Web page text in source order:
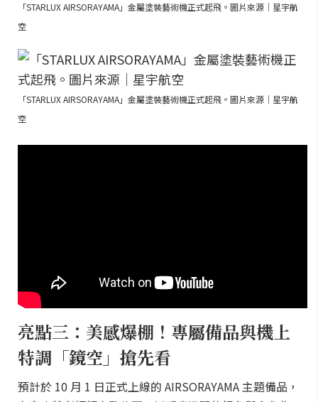
「STARLUX AIRSORAYAMA」金屬塗裝藝術機正式起飛。圖片來源｜星宇航
空
「STARLUX AIRSORAYAMA」金屬塗裝藝術機正式起飛。圖片來源｜星宇航
空
亮點三：美感爆棚！專屬備品與機上
特調「鏡空」搶先看
預計於 10 月 1 日正式上線的 AIRSORAYAMA 主題備品，